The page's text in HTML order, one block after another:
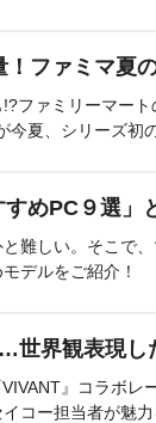
ファミマ夏
ファミリーマー
今夏、シリーズ初
めPC９選」
難しい。そこで
デルをご紹介！
世界観表現し
』コラボレ
コー担当者が魅力